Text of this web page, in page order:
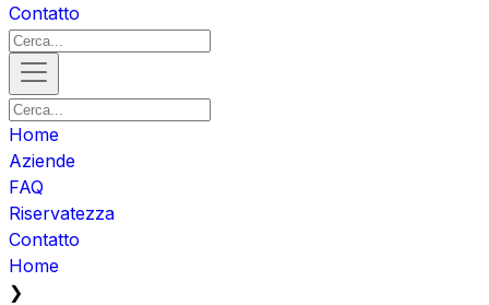
Contatto
Home
Aziende
FAQ
Riservatezza
Contatto
Home
❯